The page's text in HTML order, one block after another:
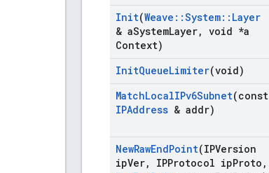
Init(Weave ::System:: Layer
& aSystemLayer, void *a
Context)
InitQueueLimiter(void)
MatchLocalIPv6Subnet(const
IPAddress & addr)
NewRawEndPoint(IPVersion
ipVer, IPProtocol ipProto ,